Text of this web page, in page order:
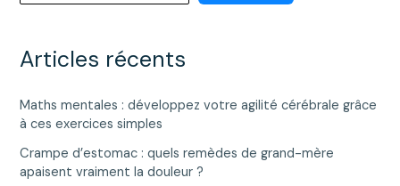
Articles récents
Maths mentales : développez votre agilité cérébrale grâce
à ces exercices simples
Crampe d’estomac : quels remèdes de grand-mère
apaisent vraiment la douleur ?